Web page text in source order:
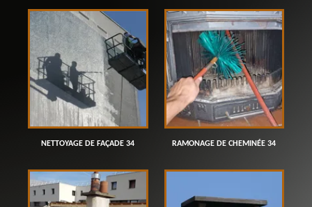
NETTOYAGE DE FAÇADE 34 RAMONAGE DE CHEMINÉE 34